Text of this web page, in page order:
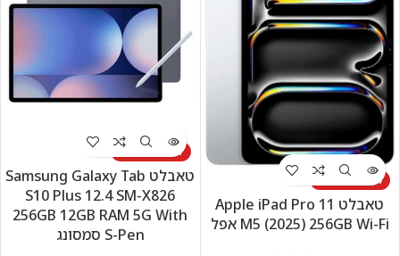
לא זמין במלאי
טאבלט Apple iPad Pro 11
M5 (2025) 256GB Wi-Fi אפל
לא זמין במלאי
טאבלט Samsung Galaxy Tab
S10 Plus 12.4 SM-X826
256GB 12GB RAM 5G With
S-Pen סמסונג